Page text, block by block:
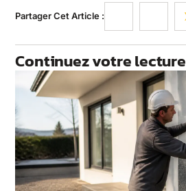
Partager Cet Article :
Continuez votre lecture